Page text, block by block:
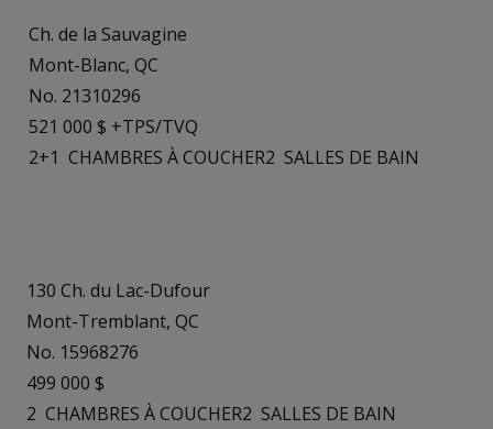
Ch. de la Sauvagine
Mont-Blanc, QC
No. 21310296
521 000 $ +TPS/TVQ
2+1 CHAMBRES À COUCHER2 SALLES DE BAIN
130 Ch. du Lac-Dufour
Mont-Tremblant, QC
No. 15968276
499 000 $
2 CHAMBRES À COUCHER2 SALLES DE BAIN